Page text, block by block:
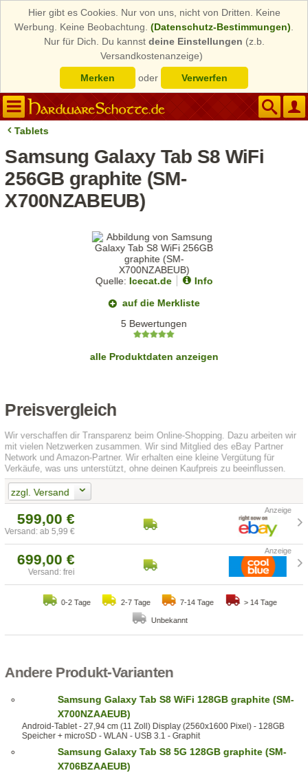
Hier gibt es Cookies. Nur von uns, nicht von Dritten. Keine
Werbung. Keine Beobachtung. (Datenschutz-Bestimmungen)
Nur für Dich. Du kannst deine Einstellungen (z.b.
Versandkostenanzeige)
Merken
oder Verwerfen
Tablets
Samsung Galaxy Tab S8 WiFi
256GB graphite (SM-
X700NZABEUB)
Quelle: Icecat.de
Info
auf die Merkliste
5 Bewertungen
alle Produktdaten anzeigen
Preisvergleich
Wir verschaffen dir Transparenz beim Online-Shopping. Dazu arbeiten wir
mit vielen Netzwerken zusammen. Wir sind Mitglied des eBay Partner
Network und Amazon-Partner. Wir erhalten eine kleine Vergütung für
Verkäufe, was uns unterstützt, ohne deinen Kaufpreis zu beeinflussen.
zzgl. Versand
599,00 €
Versand: ab 5,99 €
699,00 €
Versand: frei
0-2 Tage 2-7 Tage 7-14 Tage > 14 Tage
Unbekannt
Andere Produkt-Varianten
Samsung Galaxy Tab S8 WiFi 128GB graphite (SM-
X700NZAAEUB)
Android-Tablet - 27,94 cm (11 Zoll) Display (2560x1600 Pixel) - 128GB
Speicher + microSD - WLAN - USB 3.1 - Graphit
Samsung Galaxy Tab S8 5G 128GB graphite (SM-
X706BZAAEUB)